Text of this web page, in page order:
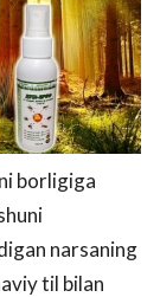
borligiga
narsaning
til bilan